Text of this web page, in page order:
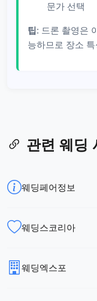
문가 선택
팁 : 드론 촬영은
능하므로 장소
관련 웨딩
웨딩페어정보
웨딩스코리아
웨딩엑스포